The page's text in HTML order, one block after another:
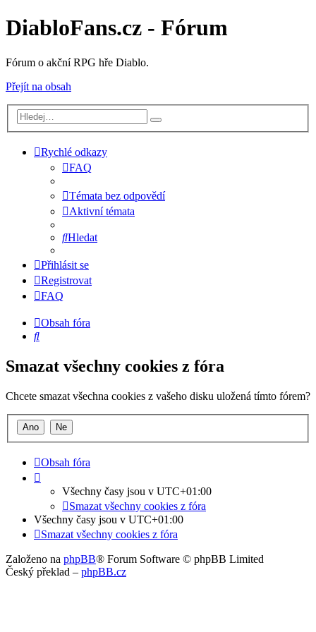
DiabloFans.cz - Fórum
Fórum o akční RPG hře Diablo.
Přejít na obsah
Rychlé odkazy
FAQ
Témata bez odpovědí
Aktivní témata
Hledat
Přihlásit se
Registrovat
FAQ
Obsah fóra
Hledat
Smazat všechny cookies z fóra
Chcete smazat všechna cookies z vašeho disku uložená tímto fórem?
Obsah fóra
Všechny časy jsou v UTC+01:00
Smazat všechny cookies z fóra
Všechny časy jsou v UTC+01:00
Smazat všechny cookies z fóra
Založeno na phpBB® Forum Software © phpBB Limited
Český překlad – phpBB.cz